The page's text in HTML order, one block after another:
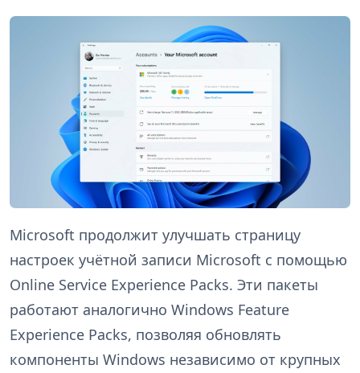
Microsoft продолжит улучшать страницу
настроек учётной записи Microsoft с помощью
Online Service Experience Packs. Эти пакеты
работают аналогично Windows Feature
Experience Packs, позволяя обновлять
компоненты Windows независимо от крупных